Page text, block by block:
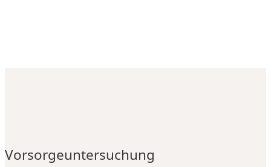
Vorsorgeuntersuchung